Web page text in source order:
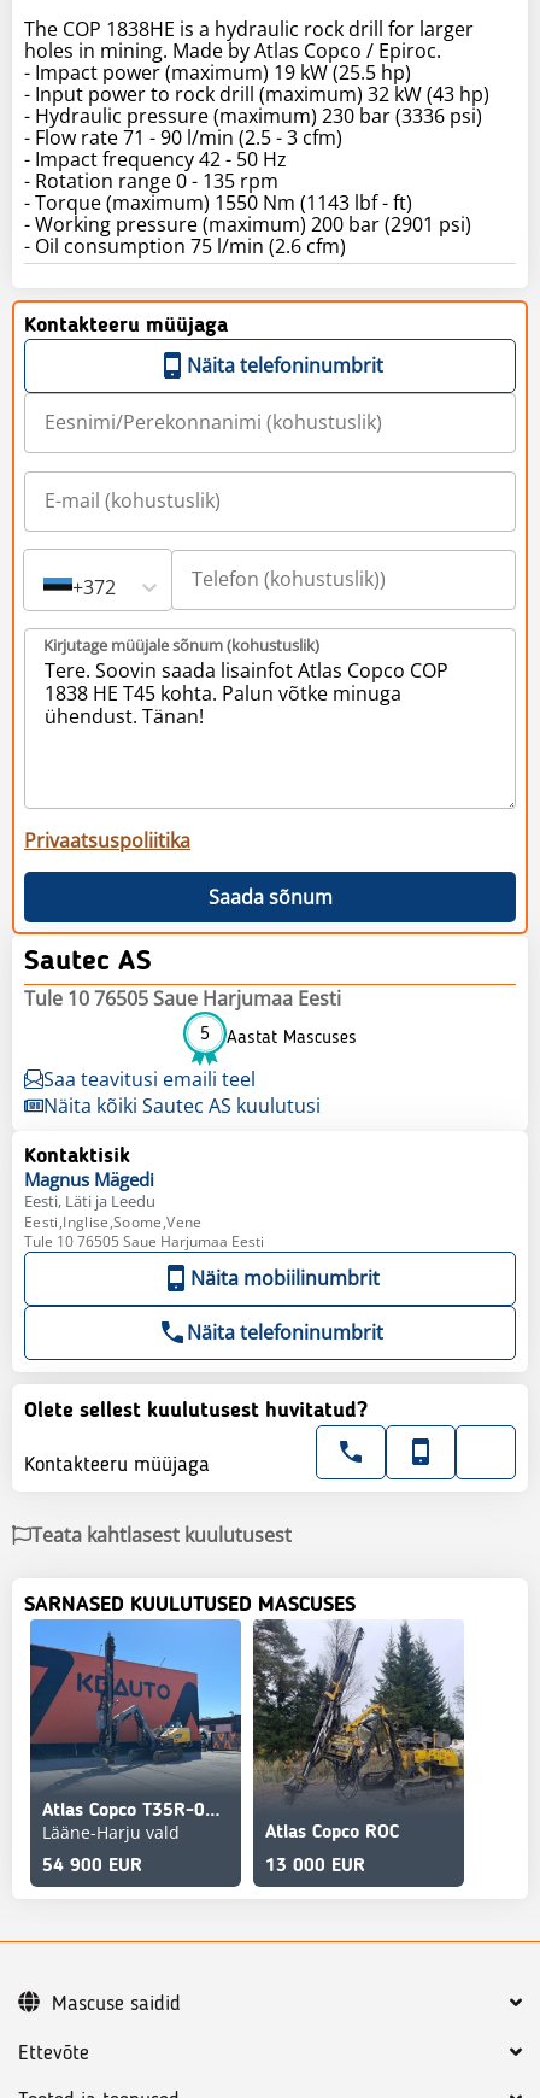
The COP 1838HE is a hydraulic rock drill for larger
holes in mining. Made by Atlas Copco / Epiroc.
- Impact power (maximum) 19 kW (25.5 hp)
- Input power to rock drill (maximum) 32 kW (43 hp)
- Hydraulic pressure (maximum) 230 bar (3336 psi)
- Flow rate 71 - 90 l/min (2.5 - 3 cfm)
- Impact frequency 42 - 50 Hz
- Rotation range 0 - 135 rpm
- Torque (maximum) 1550 Nm (1143 lbf - ft)
- Working pressure (maximum) 200 bar (2901 psi)
- Oil consumption 75 l/min (2.6 cfm)
Kontakteeru müüjaga
Näita telefoninumbrit
+372
Kirjutage müüjale sõnum (kohustuslik)
Privaatsuspoliitika
Saada sõnum
Sautec AS
Tule 10 76505 Saue Harjumaa Eesti
5 Aastat Mascuses
Saa teavitusi emaili teel
Näita kõiki Sautec AS kuulutusi
Kontaktisik
Magnus Mägedi
Eesti, Läti ja Leedu
Eesti,Inglise,Soome,Vene
Tule 10 76505 Saue Harjumaa Eesti
Näita mobiilinumbrit
Näita telefoninumbrit
Olete sellest kuulutusest huvitatud?
Kontakteeru müüjaga
Teata kahtlasest kuulutusest
SARNASED KUULUTUSED MASCUSES
Atlas Copco T35R-01 WINCH / 12184h / year 2012
Lääne-Harju vald
54 900 EUR
Atlas Copco ROC
13 000 EUR
Ettevõte
Mascuse saidid